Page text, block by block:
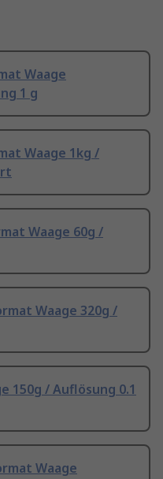
Waage
1 g
Waage 1kg /
Waage 60g /
Waage 320g /
150g / Auflösung 0.1
Waage